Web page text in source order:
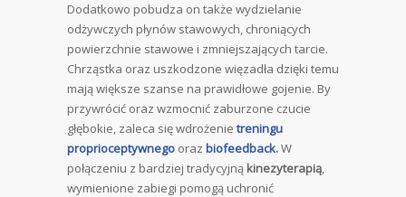
Dodatkowo pobudza on także wydzielanie
odżywczych płynów stawowych, chroniących
powierzchnie stawowe i zmniejszających tarcie.
Chrząstka oraz uszkodzone więzadła dzięki temu
mają większe szanse na prawidłowe gojenie. By
przywrócić oraz wzmocnić zaburzone czucie
głębokie, zaleca się wdrożenie treningu
proprioceptywnego oraz biofeedback.W
połączeniu z bardziej tradycyjną kinezyterapią,
wymienione zabiegi pomogą uchronić